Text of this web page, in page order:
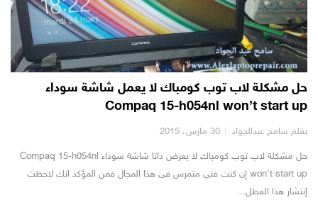
حل مشكلة لاب توب كومباك لا يعمل شاشة سوداء
Compaq 15-h054nl won’t start up
بقلم سامح عبدالجواد 30 مارس، 2015
حل مشكلة لاب توب كومباك لا يعرض داتا شاشة سوداء Compaq 15-h054nl
won’t start up إن كنت فني متمرس فى هذا المجال فمن المؤكد انك لاحظت
إنتشار هذا العطل...